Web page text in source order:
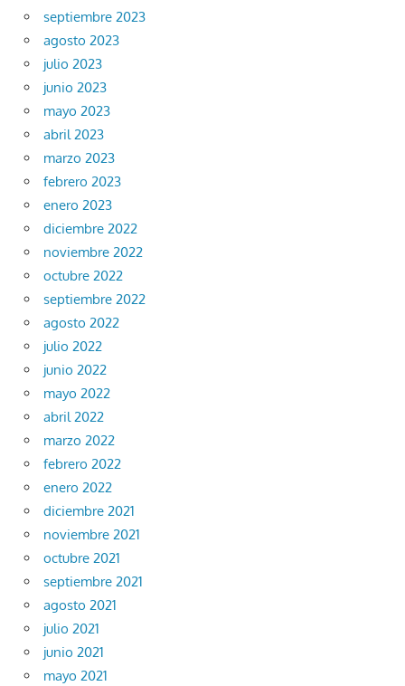
septiembre 2023
agosto 2023
julio 2023
junio 2023
mayo 2023
abril 2023
marzo 2023
febrero 2023
enero 2023
diciembre 2022
noviembre 2022
octubre 2022
septiembre 2022
agosto 2022
julio 2022
junio 2022
mayo 2022
abril 2022
marzo 2022
febrero 2022
enero 2022
diciembre 2021
noviembre 2021
octubre 2021
septiembre 2021
agosto 2021
julio 2021
junio 2021
mayo 2021